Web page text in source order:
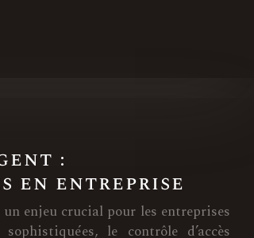
:
en entreprise
enjeu crucial pour les entreprises
le contrôle d’accès